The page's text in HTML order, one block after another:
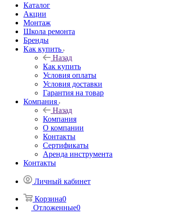
Каталог
Акции
Монтаж
Школа ремонта
Бренды
Как купить
Назад
Как купить
Условия оплаты
Условия доставки
Гарантия на товар
Компания
Назад
Компания
О компании
Контакты
Сертификаты
Аренда инструмента
Контакты
Личный кабинет
Корзина0
Отложенные0